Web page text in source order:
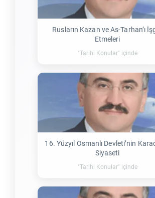
Rusların Kazan ve As-Tarhan’ı
Etmeleri
"Tarihi Konular" içinde
16. Yüzyıl Osmanlı Devleti’nin
Siyaseti
"Tarihi Konular" içinde